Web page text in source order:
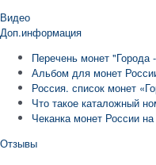
Видео
Доп.информация
Перечень монет "Города
Альбом для монет
Россия. список монет
Что такое каталожный
Чеканка монет России
Отзывы